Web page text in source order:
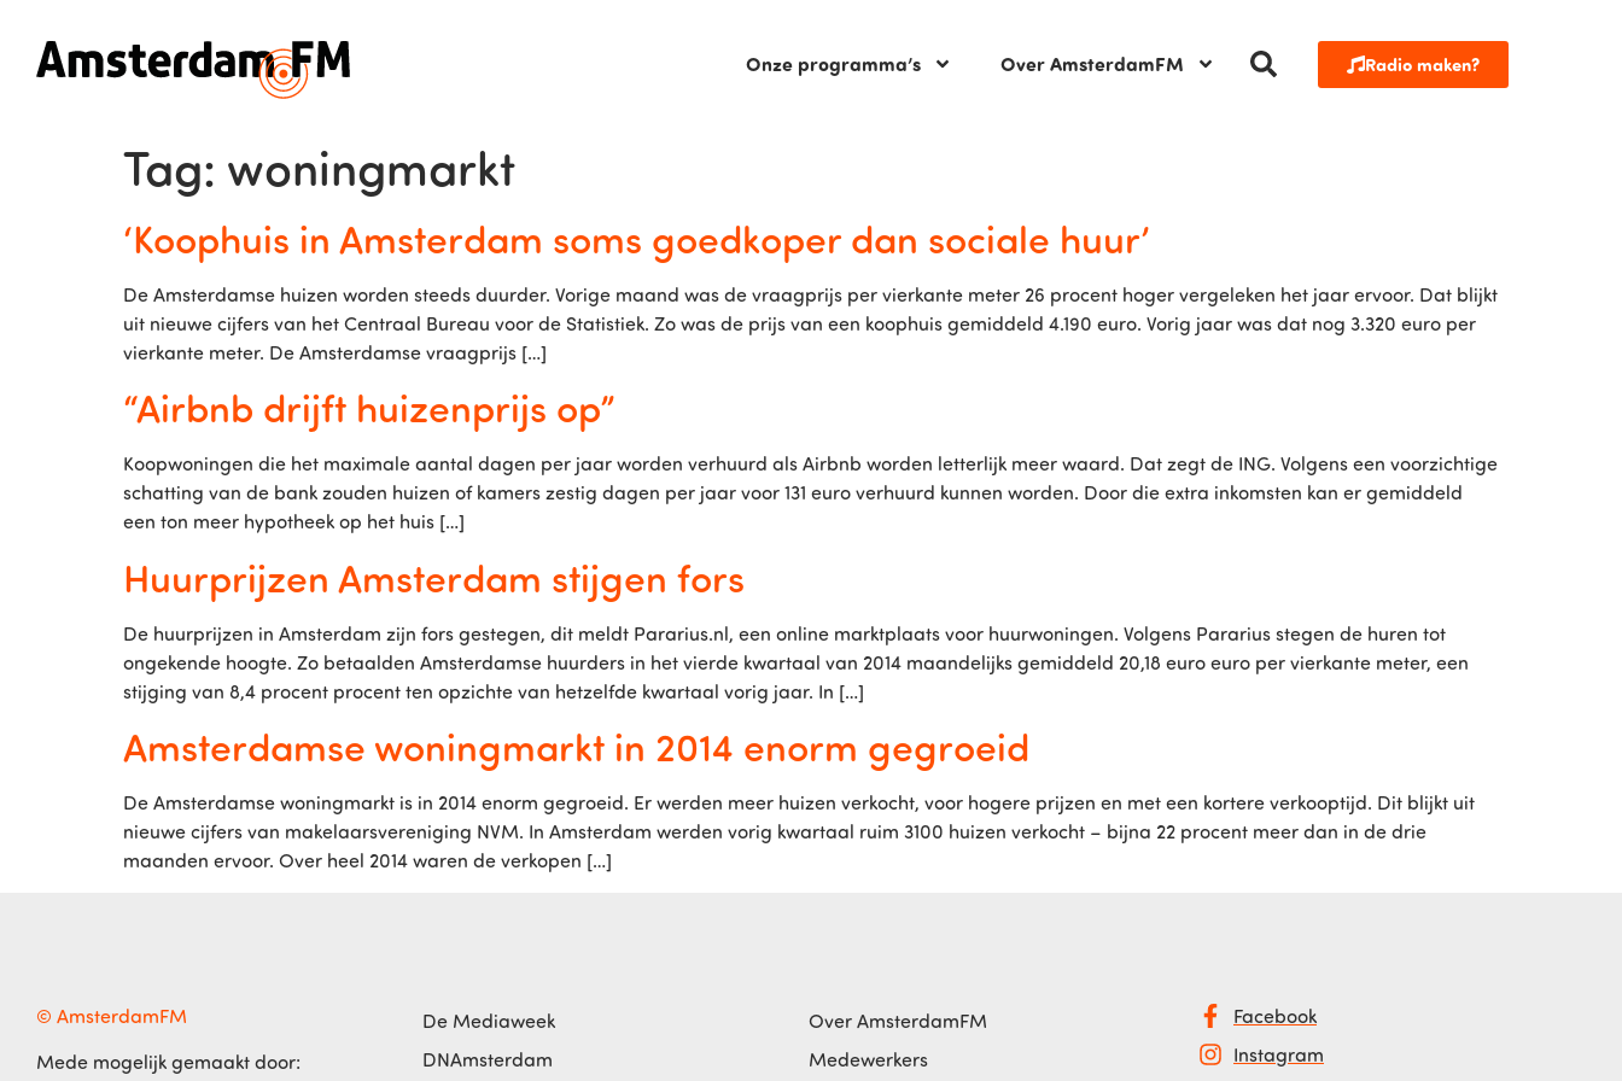
Onze programma’s Over AmsterdamFM Radio maken?
Tag: woningmarkt
‘Koophuis in Amsterdam soms goedkoper dan sociale huur’
De Amsterdamse huizen worden steeds duurder. Vorige maand was de vraagprijs per vierkante meter 26 procent hoger vergeleken het jaar ervoor. Dat blijkt
uit nieuwe cijfers van het Centraal Bureau voor de Statistiek. Zo was de prijs van een koophuis gemiddeld 4.190 euro. Vorig jaar was dat nog 3.320 euro per
vierkante meter. De Amsterdamse vraagprijs […]
“Airbnb drijft huizenprijs op”
Koopwoningen die het maximale aantal dagen per jaar worden verhuurd als Airbnb worden letterlijk meer waard. Dat zegt de ING. Volgens een voorzichtige
schatting van de bank zouden huizen of kamers zestig dagen per jaar voor 131 euro verhuurd kunnen worden. Door die extra inkomsten kan er gemiddeld
een ton meer hypotheek op het huis […]
Huurprijzen Amsterdam stijgen fors
De huurprijzen in Amsterdam zijn fors gestegen, dit meldt Pararius.nl, een online marktplaats voor huurwoningen. Volgens Pararius stegen de huren tot
ongekende hoogte. Zo betaalden Amsterdamse huurders in het vierde kwartaal van 2014 maandelijks gemiddeld 20,18 euro euro per vierkante meter, een
stijging van 8,4 procent procent ten opzichte van hetzelfde kwartaal vorig jaar. In […]
Amsterdamse woningmarkt in 2014 enorm gegroeid
De Amsterdamse woningmarkt is in 2014 enorm gegroeid. Er werden meer huizen verkocht, voor hogere prijzen en met een kortere verkooptijd. Dit blijkt uit
nieuwe cijfers van makelaarsvereniging NVM. In Amsterdam werden vorig kwartaal ruim 3100 huizen verkocht – bijna 22 procent meer dan in de drie
maanden ervoor. Over heel 2014 waren de verkopen […]
© AmsterdamFM
Mede mogelijk gemaakt door:
De Mediaweek
DNAmsterdam
Over AmsterdamFM
Medewerkers
Facebook
Instagram